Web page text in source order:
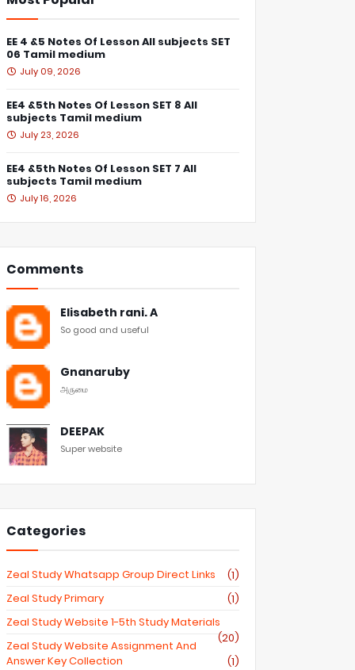
EE 4 &5 Notes Of Lesson All subjects SET
06 Tamil medium
July 09, 2026
EE4 &5th Notes Of Lesson SET 8 All
subjects Tamil medium
July 23, 2026
EE4 &5th Notes Of Lesson SET 7 All
subjects Tamil medium
July 16, 2026
Comments
Elisabeth rani. A
So good and useful
Gnanaruby
அருமை
DEEPAK
Super website
Categories
Zeal Study Whatsapp Group Direct Links
(1)
Zeal Study Primary
(1)
Zeal Study Website 1-5th Study Materials
(20)
Zeal Study Website Assignment And
Answer Key Collection
(1)